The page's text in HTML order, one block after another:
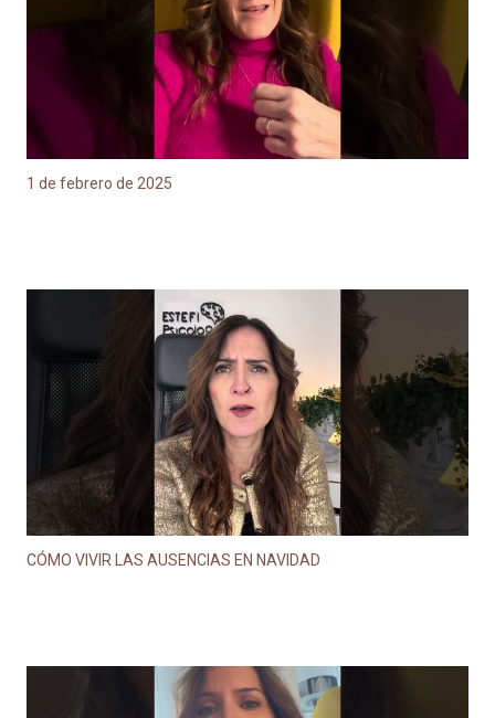
1 de febrero de 2025
CÓMO VIVIR LAS AUSENCIAS EN NAVIDAD